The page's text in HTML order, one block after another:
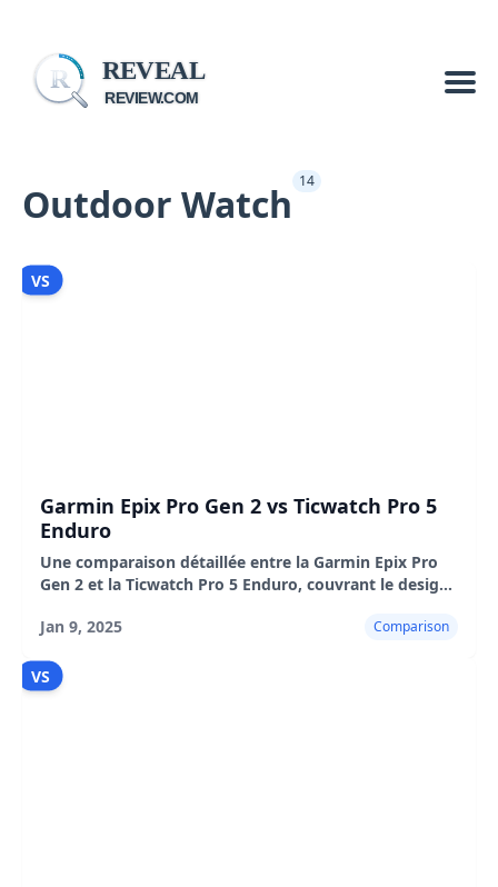
R REVEAL
REVIEW.COM
Outdoor Watch 14
VS
Garmin Epix Pro Gen 2 vs Ticwatch Pro 5
Enduro
Une comparaison détaillée entre la Garmin Epix Pro
Gen 2 et la Ticwatch Pro 5 Enduro, couvrant le design,
la batterie et l'utilisation réelle.
Jan 9, 2025 Comparison
VS